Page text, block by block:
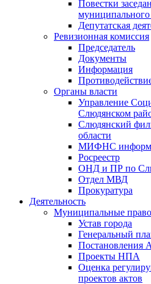
Повестки
муниципального
Депутатская
Ревизионная комиссия
Председатель
Документы
Информация
Органы власти
Управление
Слюдянском
Слюдянский
области
МИФНС
Росреестр
ОНД и ПР по
Отдел МВД
Прокуратура
Деятельность
Муниципальные
Устав города
Генеральный
Постановления
Проекты НПА
Оценка
проектов актов